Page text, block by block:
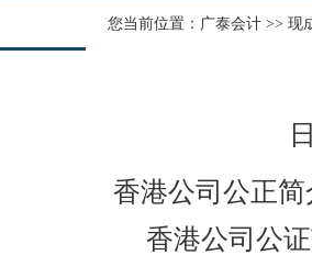
您当前位置： 广泰会计 >> 现
香港公司公正简
香港公司公